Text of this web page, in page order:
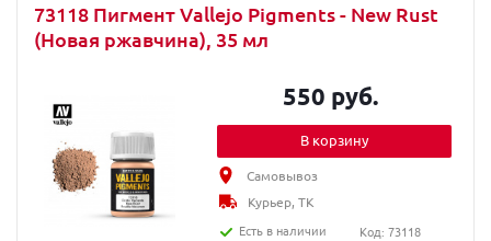
73118 Пигмент Vallejo Pigments - New Rust
(Новая ржавчина), 35 мл
550 руб.
В корзину
Самовывоз
Курьер, ТК
Есть в наличии
Код: 73118